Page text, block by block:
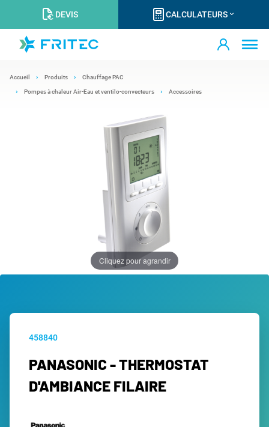
DEVIS CALCULATEURS
Accueil Produits Chauffage PAC
Pompes à chaleur Air-Eau et ventilo-convecteurs Accessoires
Cliquez pour agrandir
458840
PANASONIC - THERMOSTAT
D'AMBIANCE FILAIRE